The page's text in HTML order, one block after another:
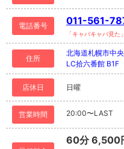
電話番号 011-561-
「キャバキャバ見た」
住所
北海道札幌市中
LC拾六番館 B1F
店休日 日曜
営業時間 20:00〜LAST
60分 6,500